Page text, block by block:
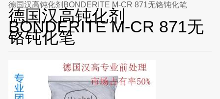
德国汉高钝化剂BONDERITE M-CR 871无铬钝化笔
德国汉高钝化剂
BONDERITE M-CR 871无
铬钝化笔